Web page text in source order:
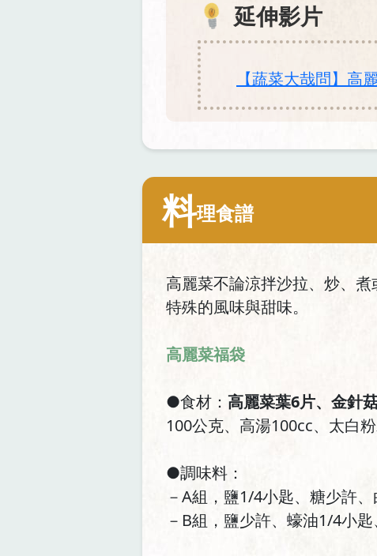
延伸影片
【蔬菜大哉問】高
料理食譜
高麗菜不論涼拌沙拉、炒、
特殊的風味與甜味。
高麗菜福袋
●食材： 高麗菜葉6片、金針
100公克、高湯100cc、太白
●調味料：
－A組，鹽1/4小匙、糖少許
－B組，鹽少許、蠔油1/4小